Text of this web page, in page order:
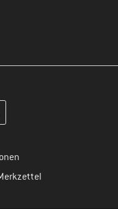
erstelle im nächsten